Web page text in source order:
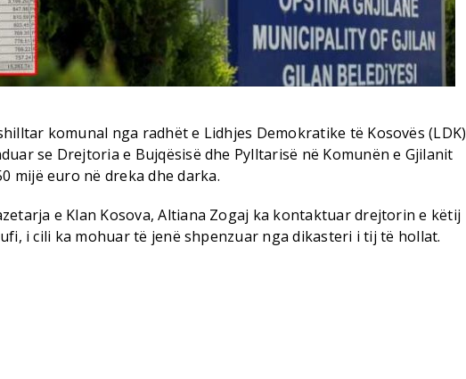
komunal nga radhët e Lidhjes Demokratike të Kosovës (LDK)
se Drejtoria e Bujqësisë dhe Pylltarisë në Komunën e Gjilanit
mijë euro në dreka dhe darka.
e Klan Kosova, Altiana Zogaj ka kontaktuar drejtorin e këtij
i cili ka mohuar të jenë shpenzuar nga dikasteri i tij të hollat.